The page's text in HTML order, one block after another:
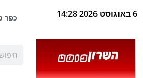
6 באוגוסט 2026 14:28